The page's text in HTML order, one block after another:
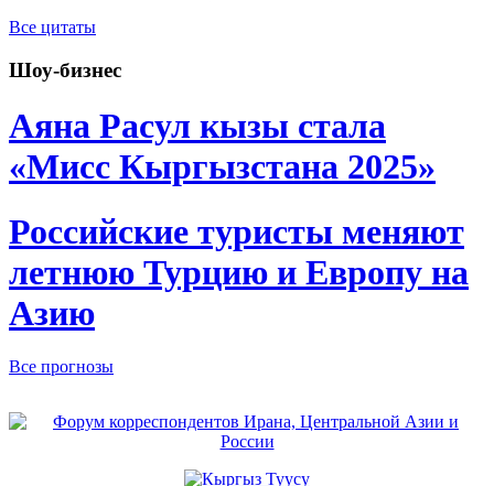
Все цитаты
Шоу-бизнес
Аяна Расул кызы стала
«Мисс Кыргызстана 2025»
Российские туристы меняют
летнюю Турцию и Европу на
Азию
Все прогнозы